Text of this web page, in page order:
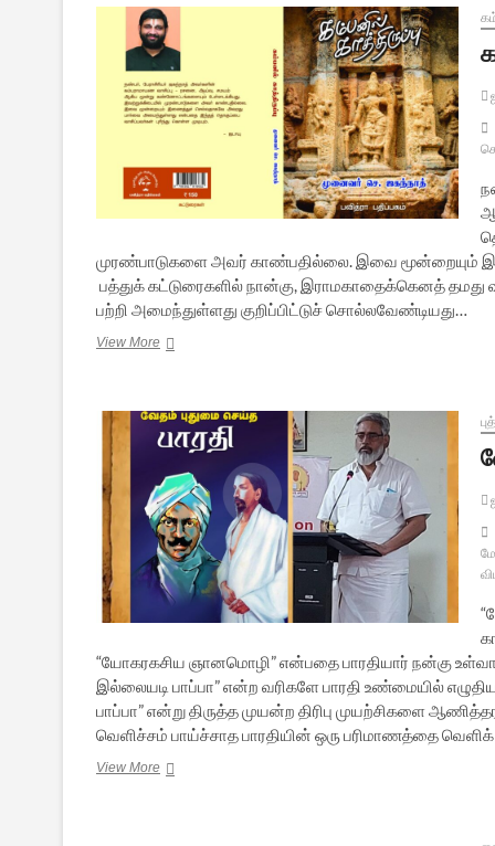
முரண்பாடுகளை அவர் காண்பதில்லை. இவை மூன்றையும்
பத்துக் கட்டுரைகளில் நான்கு, இராமகாதைக்கெனத்
பற்றி அமைந்துள்ளது குறிப்பிட்டுச் சொல்லவேண்டியது…
View Moreகம்பனில்
அறிமுகம்
“யோகரகசிய ஞானமொழி” என்பதை பாரதியார் நன்கு
இல்லையடி பாப்பா” என்ற வரிகளே பாரதி உண்மையில்
பாப்பா” என்று திருத்த முயன்ற திரிபு முயற்சிகளை
வெளிச்சம் பாய்ச்சாத பாரதியின் ஒரு பரிமாணத்தை
View Moreவேதம்